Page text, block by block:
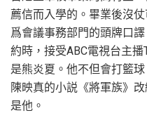
薦信而入學的。畢業後沒
爲會議事務部門的頭牌口
約時，接受ABC電視台主
是熊炎夏。他不但會打籃
陳映真的小説《將軍族》
是他。